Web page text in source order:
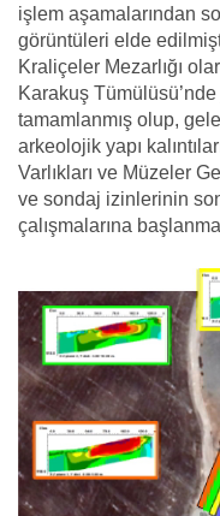
işlem aşamalarından
görüntüleri elde
Kraliçeler Mezarlığı
Karakuş
tamamlanmış olup,
arkeolojik yapı
Varlıkları ve Müzeler
ve sondaj izinlerinin
çalışmalarına